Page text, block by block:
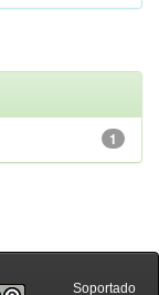
1
Soportado